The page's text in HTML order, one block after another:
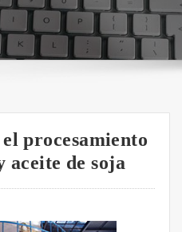
procesamiento
aceite de soja